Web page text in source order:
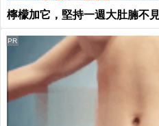
檸檬加它，堅持一週大肚腩不
PR